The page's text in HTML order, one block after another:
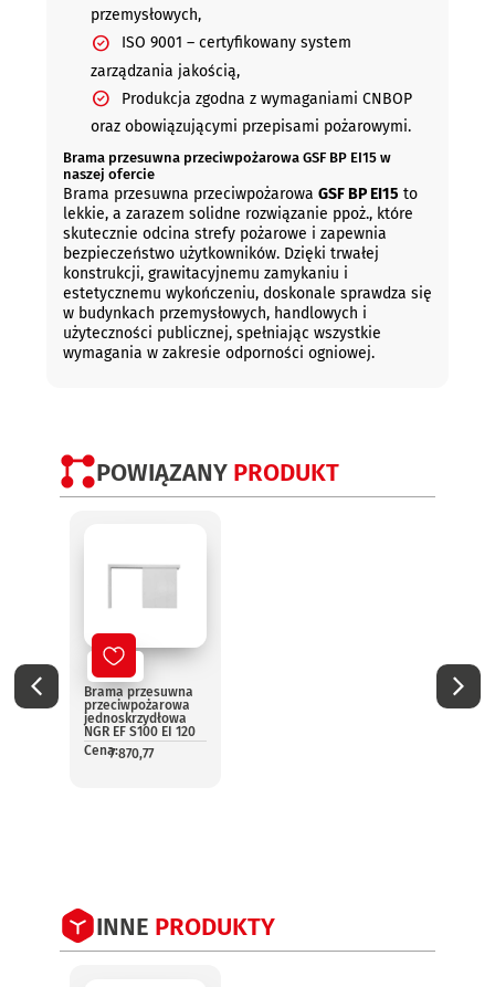
przemysłowych,
ISO 9001 – certyfikowany system
zarządzania jakością,
Produkcja zgodna z wymaganiami CNBOP
oraz obowiązującymi przepisami pożarowymi.
Brama przesuwna przeciwpożarowa GSF BP EI15 w
naszej ofercie
Brama przesuwna przeciwpożarowa GSF BP EI15 to
lekkie, a zarazem solidne rozwiązanie ppoż., które
skutecznie odcina strefy pożarowe i zapewnia
bezpieczeństwo użytkowników. Dzięki trwałej
konstrukcji, grawitacyjnemu zamykaniu i
estetycznemu wykończeniu, doskonale sprawdza się
w budynkach przemysłowych, handlowych i
użyteczności publicznej, spełniając wszystkie
wymagania w zakresie odporności ogniowej.
POWIĄZANY PRODUKT
Nowy
Brama przesuwna
przeciwpożarowa
jednoskrzydłowa
NGR EF S100 EI 120
Cena:7 870,77
INNE PRODUKTY